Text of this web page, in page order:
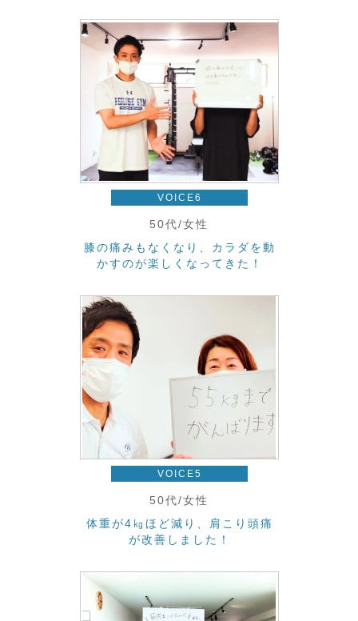
VOICE6
50代/女性
膝の痛みもなくなり、カラダを動
かすのが楽しくなってきた！
VOICE5
50代/女性
体重が4㎏ほど減り、肩こり頭痛
が改善しました！